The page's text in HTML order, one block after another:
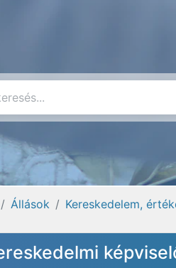
Állások Kereskedelem,